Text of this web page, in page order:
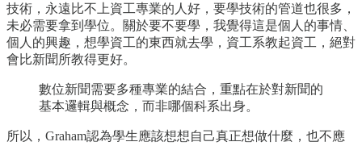
技術，永遠比不上資工專業的人好，要學技術的管道也很多，
未必需要拿到學位。關於要不要學，我覺得這是個人的事情、
個人的興趣，想學資工的東西就去學，資工系教起資工，絕對
會比新聞所教得更好。
數位新聞需要多種專業的結合，重點在於對新聞的
基本邏輯與概念，而非哪個科系出身。
所以，Graham認為學生應該想想自己真正想做什麼，也不應